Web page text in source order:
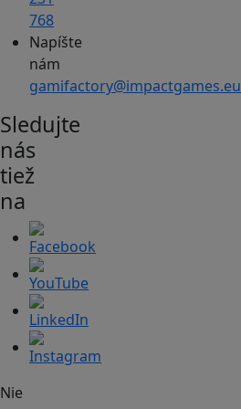
768
Napíšte
nám
gamifactory@impactgames.eu
Sledujte
nás
tiež
na
Nie